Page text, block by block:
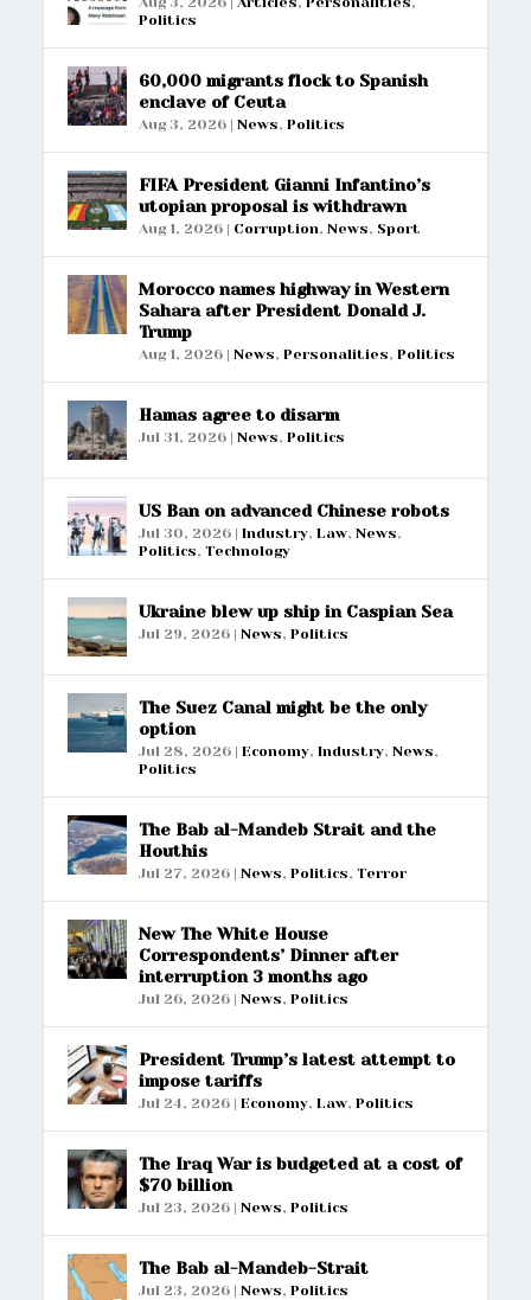
Politics
60,000 migrants flock to Spanish
enclave of Ceuta
Aug 3, 2026 |News,Politics
FIFA President Gianni Infantino’s
utopian proposal is withdrawn
Aug 1, 2026 | Corruption,News, Sport
Morocco names highway in Western
Sahara after President Donald J.
Trump
Aug 1, 2026 |News,Personalities,Politics
Hamas agree to disarm
Jul 31, 2026 |News,Politics
US Ban on advanced Chinese robots
Jul 30, 2026 |Industry,Law,News,
Politics,Technology
Ukraine blew up ship in Caspian Sea
Jul 29, 2026 |News,Politics
The Suez Canal might be the only
option
Jul 28, 2026 |Economy,Industry,News,
Politics
The Bab al-Mandeb Strait and the
Houthis
Jul 27, 2026 |News,Politics,Terror
New The White House
Correspondents’ Dinner after
interruption 3 months ago
Jul 26, 2026 |News,Politics
President Trump’s latest attempt to
impose tariffs
Jul 24, 2026 |Economy,Law,Politics
The Iraq War is budgeted at a cost of
$70 billion
Jul 23, 2026 |News,Politics
The Bab al-Mandeb-Strait
Jul 23, 2026 |News,Politics